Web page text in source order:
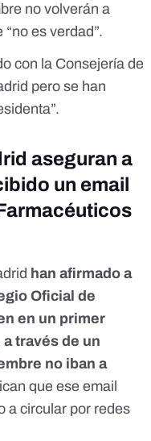
no volverán a
es verdad”.
con la Consejería de
pero se han
aseguran a
un email
han afirmado a
Oficial de
en un primer
través de un
no iban a
que ese email
a circular por redes